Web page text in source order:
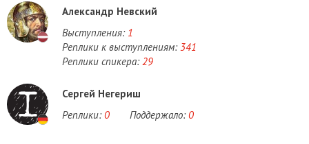
Александр Невский
Выступления: 1
Реплики к выступлениям: 341
Реплики спикера: 29
Сергей Негериш
Реплики: 0 Поддержало: 0